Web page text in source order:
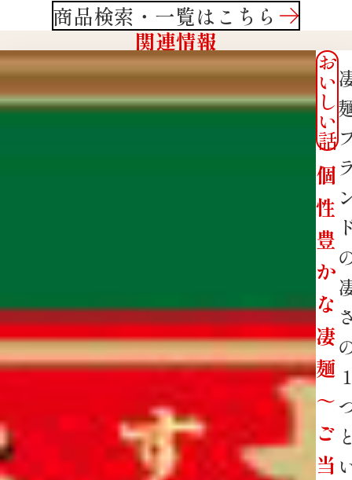
商品検索・一覧はこちら
関連情報
お
い
し
い
話
個
性
豊
か
な
凄
麺
～
ご
当